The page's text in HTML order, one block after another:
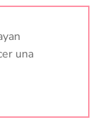
una